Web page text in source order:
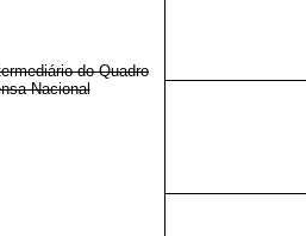
do Quadro
Nacional